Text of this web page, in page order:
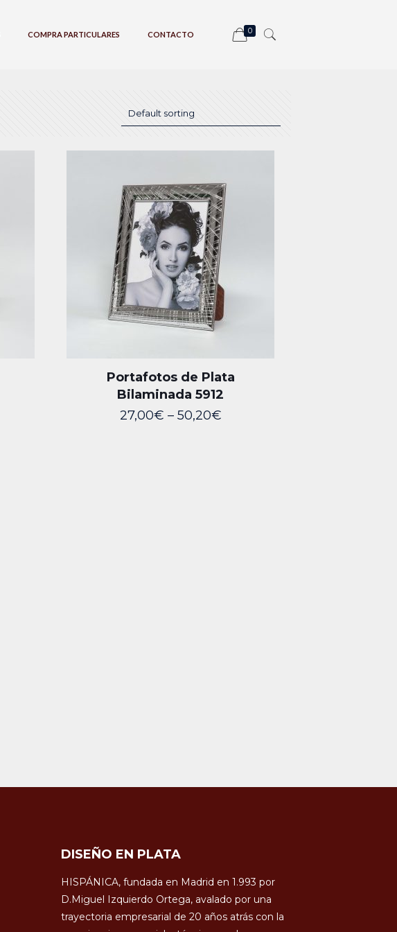
COMPRA PARTICULARES CONTACTO 0
Portafotos de Plata
Bilaminada 5912
27,00€ – 50,20€
DISEÑO EN PLATA
HISPÁNICA, fundada en Madrid en 1.993 por
D.Miguel Izquierdo Ortega, avalado por una
trayectoria empresarial de 20 años atrás con la